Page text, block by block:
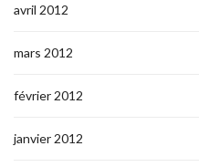
avril 2012
mars 2012
février 2012
janvier 2012